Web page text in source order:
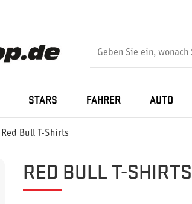
STARS FAHRER AUTO
Red Bull T-Shirts
RED BULL T-SHIRTS